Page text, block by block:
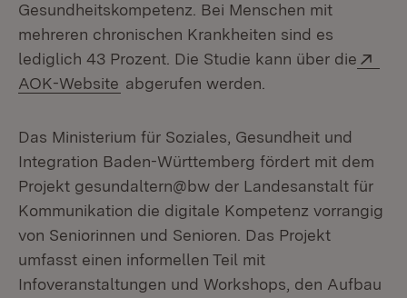
Gesundheitskompetenz. Bei Menschen mit
mehreren chronischen Krankheiten sind es
lediglich 43 Prozent. Die Studie kann über die
AOK-Website (Öffnet in neuem Fenster)
abgerufen werden.
Das Ministerium für Soziales, Gesundheit und
Integration Baden-Württemberg fördert mit dem
Projekt gesundaltern@bw der Landesanstalt für
Kommunikation die digitale Kompetenz vorrangig
von Seniorinnen und Senioren. Das Projekt
umfasst einen informellen Teil mit
Infoveranstaltungen und Workshops, den Aufbau